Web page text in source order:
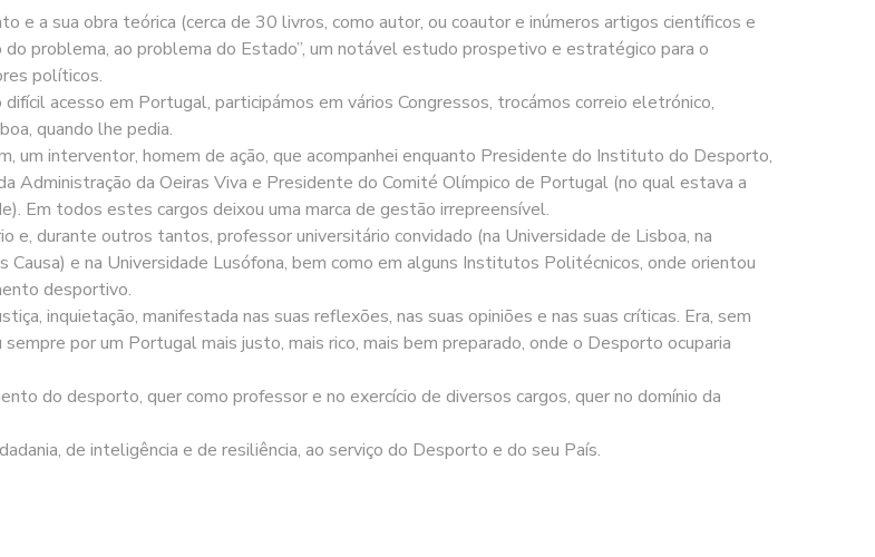
e a sua obra teórica (cerca de 30 livros, como autor, ou coautor e inúmeros artigos científicos e
problema, ao problema do Estado”, um notável estudo prospetivo e estratégico para o
políticos.
acesso em Portugal, participámos em vários Congressos, trocámos correio eletrónico,
quando lhe pedia.
um interventor, homem de ação, que acompanhei enquanto Presidente do Instituto do Desporto,
Administração da Oeiras Viva e Presidente do Comité Olímpico de Portugal (no qual estava a
Em todos estes cargos deixou uma marca de gestão irrepreensível.
e, durante outros tantos, professor universitário convidado (na Universidade de Lisboa, na
e na Universidade Lusófona, bem como em alguns Institutos Politécnicos, onde orientou
desportivo.
inquietação, manifestada nas suas reflexões, nas suas opiniões e nas suas críticas. Era, sem
por um Portugal mais justo, mais rico, mais bem preparado, onde o Desporto ocuparia
do desporto, quer como professor e no exercício de diversos cargos, quer no domínio da
de inteligência e de resiliência, ao serviço do Desporto e do seu País.